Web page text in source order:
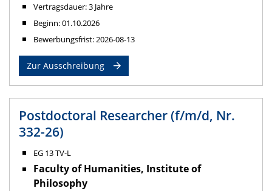
Vertragsdauer: 3 Jahre
Beginn: 01.10.2026
Bewerbungsfrist: 2026-08-13
Zur Ausschreibung
Postdoctoral Researcher (f/m/d, Nr.
332-26)
EG 13 TV-L
Faculty of Humanities, Institute of
Philosophy